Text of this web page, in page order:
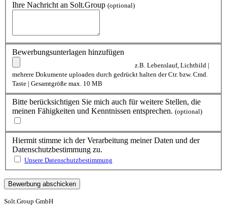
Ihre Nachricht an Solt.Group (optional)
Bewerbungsunterlagen hinzufügen
z.B. Lebenslauf, Lichtbild |
mehrere Dokumente uploaden durch gedrückt halten der Ctr. bzw. Cmd.
Taste | Gesamtgröße max. 10 MB
Bitte berücksichtigen Sie mich auch für weitere Stellen, die
meinen Fähigkeiten und Kenntnissen entsprechen. (optional)
Hiermit stimme ich der Verarbeitung meiner Daten und der
Datenschutzbestimmung zu.
Unsere Datenschutzbestimmung
Solt.Group GmbH